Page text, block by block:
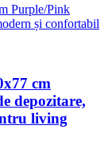
cm
depozitare,
living